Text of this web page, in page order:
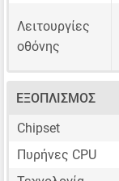
Λειτουργίες
οθόνης
ΕΞΟΠΛΙΣΜΌΣ
Chipset
Πυρήνες CPU